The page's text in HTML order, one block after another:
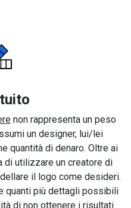
non rappresenta un peso
un designer, lui/lei
quantità di denaro. Oltre ai
di utilizzare un creatore di
il logo come desideri.
quanti più dettagli possibili
di non ottenere i risultati